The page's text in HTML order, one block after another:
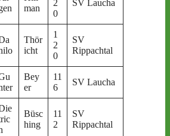
man
2
0
SV Laucha
Thör
icht
1
2
0
SV
Rippachtal
Bey
er
11
6
SV Laucha
Büsc
hing
11
2
SV
Rippachtal